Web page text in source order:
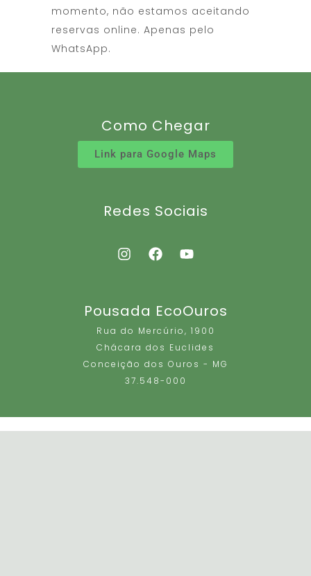
momento, não estamos aceitando
reservas online. Apenas pelo
WhatsApp.
Como Chegar
Link para Google Maps
Redes Sociais
Pousada EcoOuros
Rua do Mercúrio, 1900
Chácara dos Euclides
Conceição dos Ouros - MG
37.548-000